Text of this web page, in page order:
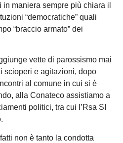
maniera sempre più chiara il
“democratiche” quali
“braccio armato” dei
vette di parossismo mai
scioperi e agitazioni, dopo
al comune in cui si è
alla Conateco assistiamo a
politici, tra cui l’Rsa SI
non è tanto la condotta